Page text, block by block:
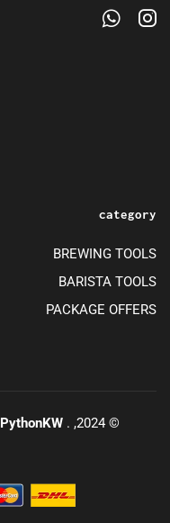
category
BREWING TOOLS
BARISTA TOOLS
PACKAGE OFFERS
© 2024, . Powered by baristatoolskw -/
PythonKW